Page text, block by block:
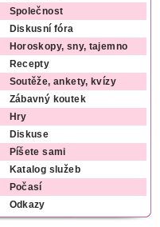
Společnost
Diskusní fóra
Horoskopy, sny, tajemno
Recepty
Soutěže, ankety, kvízy
Zábavný koutek
Hry
Diskuse
Píšete sami
Katalog služeb
Počasí
Odkazy